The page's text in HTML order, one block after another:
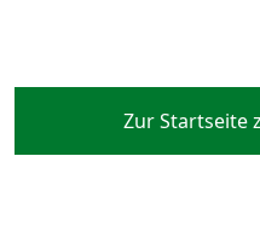
Zur Startseite